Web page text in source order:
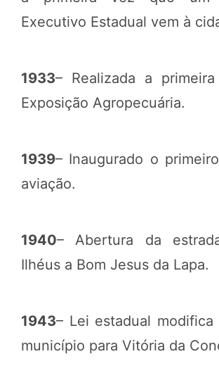
Executivo Estadual vem à
1933– Realizada a
Exposição Agropecuária.
1939– Inaugurado o
aviação.
1940– Abertura da
Ilhéus a Bom Jesus da Lapa.
1943– Lei estadual
município para Vitória da